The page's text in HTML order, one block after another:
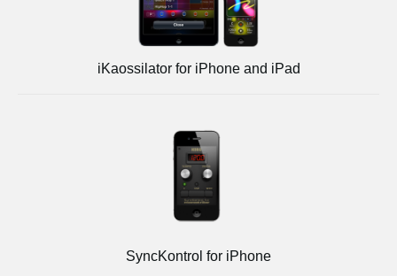
iKaossilator for iPhone and iPad
SyncKontrol for iPhone